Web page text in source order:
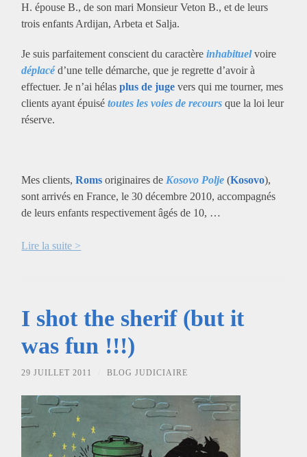
H. épouse B., de son mari Monsieur Veton B., et de leurs
trois enfants Ardijan, Arbeta et Salja.
Je suis parfaitement conscient du caractèreinhabituelvoire
déplacéd’une telle démarche, que je regrette d’avoir à
effectuer. Je n’ai hélasplus de juge vers qui me tourner, mes
clients ayant épuisétoutes les voies de recours que la loi leur
réserve.
Mes clients,Roms originaires de Kosovo Polje (Kosovo),
sont arrivés en France, le 30 décembre 2010, accompagnés
de leurs enfants respectivement âgés de 10, …
Lire la suite >
I shot the sherif (but it
was fun !!!)
29 JUILLET 2011 BLOG JUDICIAIRE